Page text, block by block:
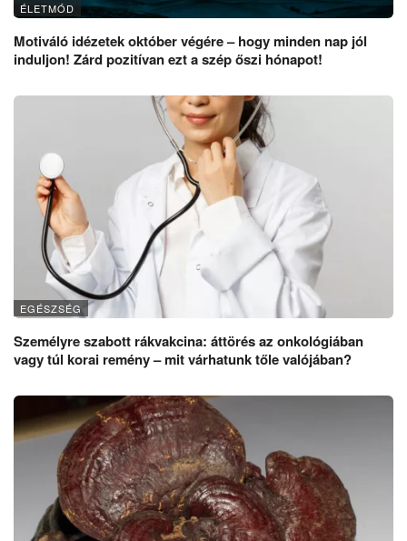
ÉLETMÓD
Motiváló idézetek október végére – hogy minden nap jól
induljon! Zárd pozitívan ezt a szép őszi hónapot!
EGÉSZSÉG
Személyre szabott rákvakcina: áttörés az onkológiában
vagy túl korai remény – mit várhatunk tőle valójában?